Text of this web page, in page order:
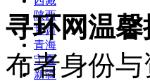
陕西
甘肃
青海
宁夏
新疆
寻环网温馨
布者身份